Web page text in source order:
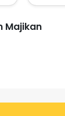
Majikan